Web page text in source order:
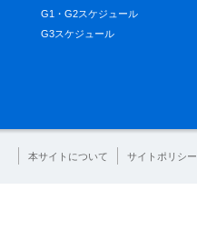
G1・G2スケジュール
G3スケジュール
本サイトについて サイトポリシー